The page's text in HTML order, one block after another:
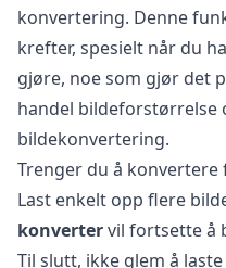
konvertering. Denne
krefter, spesielt når du
gjøre, noe som gjør det
handel bildeforstørrelse
bildekonvertering.
Trenger du å
Last enkelt opp flere
konvertervil fortsette å
Til slutt, ikke glem å